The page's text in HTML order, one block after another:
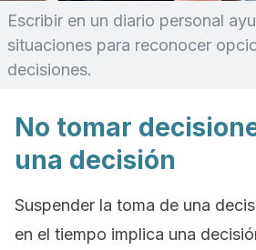
Escribir en un diario personal
situaciones para reconocer
decisiones.
No tomar
una decisión
Suspender la toma de una
en el tiempo implica una